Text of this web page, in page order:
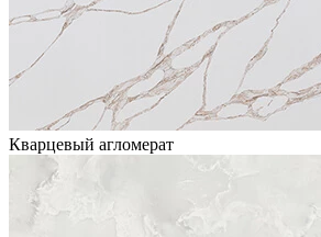
Кварцевый агломерат